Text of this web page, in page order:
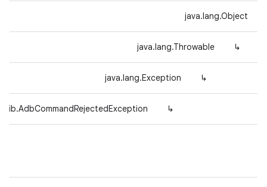
java.lang.Object
↳
java.lang.Throwable
↳
java.lang.Exception
↳